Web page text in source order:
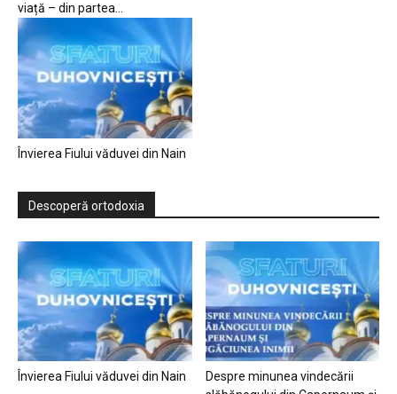
viață – din partea...
Învierea Fiului văduvei din Nain
Descoperă ortodoxia
Învierea Fiului văduvei din Nain
Despre minunea vindecării